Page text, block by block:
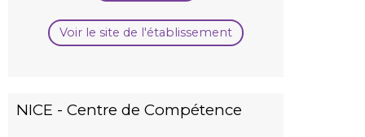
Voir le site de l'établissement
NICE - Centre de Compétence